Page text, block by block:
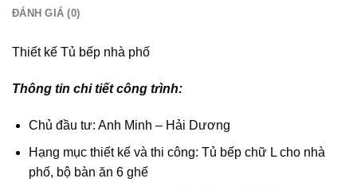
ĐÁNH GIÁ (0)
Thiết kế Tủ bếp nhà phố
Thông tin chi tiết công trình:
Chủ đầu tư: Anh Minh – Hải Dương
Hạng mục thiết kế và thi công: Tủ bếp chữ L cho nhà
phố, bộ bàn ăn 6 ghế